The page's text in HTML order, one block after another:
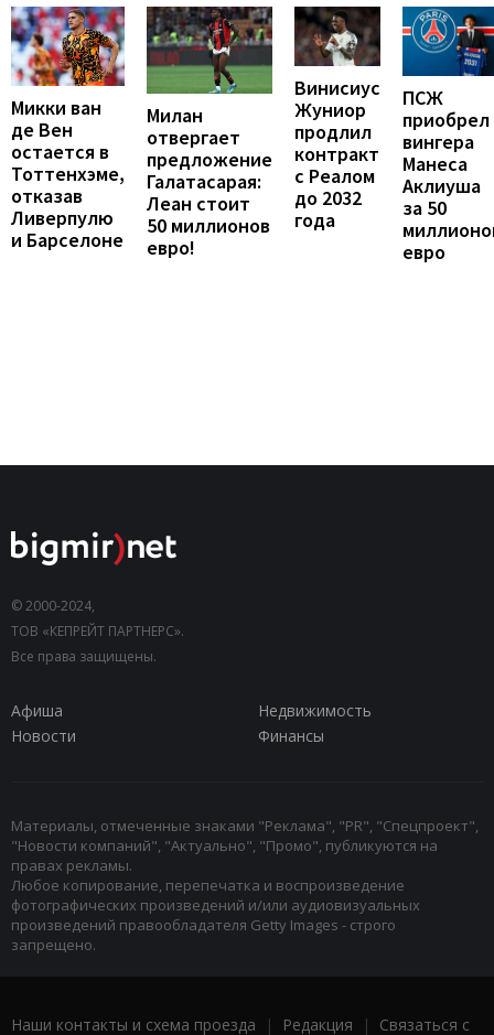
Микки ван
де Вен
остается в
Тоттенхэме,
отказав
Ливерпулю
и Барселоне
Милан
отвергает
предложение
Галатасарая:
Леан стоит
50 миллионов
евро!
Винисиус
Жуниор
продлил
контракт
с Реалом
до 2032
года
ПСЖ
приобрел
вингера
Манеса
Аклиуша
за 50
евро
© 2000-2024,
ТОВ «КЕПРЕЙТ ПАРТНЕРС».
Все права защищены.
Афиша
Недвижимость
Новости
Финансы
Материалы, отмеченные знаками "Реклама", "PR", "Спецпроект",
"Новости компаний", "Актуально", "Промо", публикуются на
правах рекламы.
Любое копирование, перепечатка и воспроизведение
фотографических произведений и/или аудиовизуальных
произведений правообладателя Getty Images - строго
запрещено.
Наши контакты и схема проезда | Редакция | Связаться с